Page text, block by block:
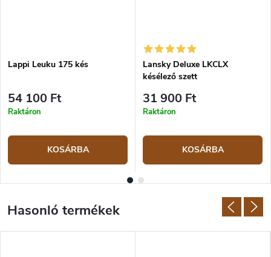
Lappi Leuku 175 kés
54 100 Ft
Raktáron
KOSÁRBA
Lansky Deluxe LKCLX
késélező szett
31 900 Ft
Raktáron
KOSÁRBA